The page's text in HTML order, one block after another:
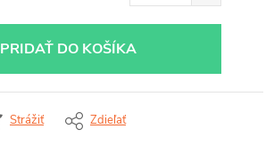
PRIDAŤ DO KOŠÍKA
Strážiť Zdieľať